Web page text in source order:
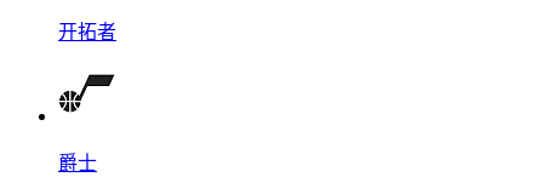
开拓者
爵士